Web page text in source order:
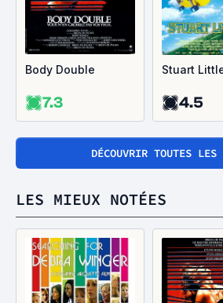
Body Double
7.3
Stuart
4.5
DÉCOUVRIR TOUTES LES
LES MIEUX NOTÉES